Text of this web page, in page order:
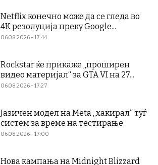
Netflix конечно може да се гледа во
4K резолуција преку Google...
06.08.2026 - 17:44
Rockstar ќе прикаже „проширен
видео материјал“ за GTA VI на 27...
06.08.2026 - 17:27
Јазичен модел на Meta „хакирал“ туѓ
систем за време на тестирање
06.08.2026 - 17:00
Нова кампања на Midnight Blizzard